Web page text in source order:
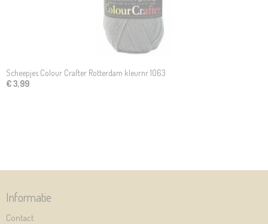
Scheepjes Colour Crafter Rotterdam kleurnr 1063
€ 3,99
Informatie
Contact